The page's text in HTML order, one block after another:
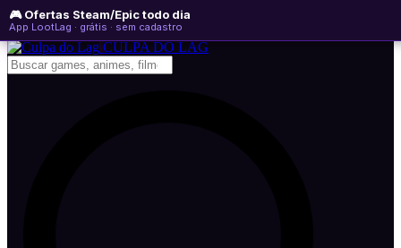
🎮 Ofertas Steam/Epic todo dia
App LootLag · grátis · sem cadastro
sexta-feira, 07 de agosto de 2026
Newsletter
CULPA DO LAG